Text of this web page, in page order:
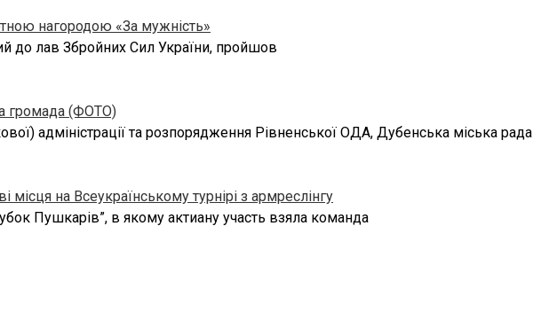
нагородою «За мужність»
до лав Збройних Сил України, пройшов
громада (ФОТО)
адміністрації та розпорядження Рівненської ОДА, Дубенська міська рада
на Всеукраїнському турнірі з армреслінгу
Пушкарів”, в якому актиану участь взяла команда